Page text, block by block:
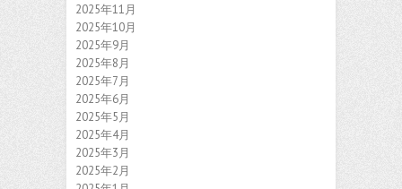
2025年11月
2025年10月
2025年9月
2025年8月
2025年7月
2025年6月
2025年5月
2025年4月
2025年3月
2025年2月